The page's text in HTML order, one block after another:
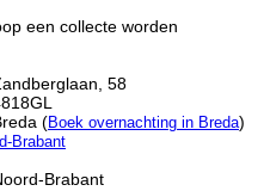
een collecte worden
58
(Boek overnachting in Breda)
Brabant
Brabant